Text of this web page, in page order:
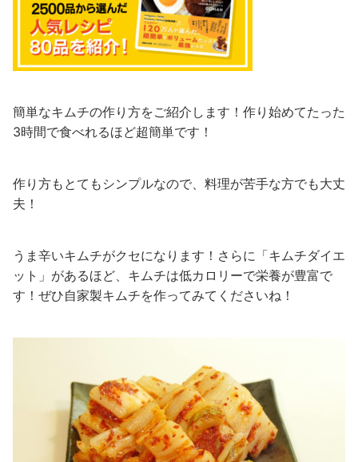
簡単なキムチの作り方をご紹介します！作り始めてたった
3時間で食べれるほど超簡単です！
作り方もとてもシンプルなので、料理が苦手な方でも大丈
夫！
うま辛いキムチがクセになります！さらに「キムチダイエ
ット」があるほど、キムチは低カロリーで栄養が豊富で
す！ぜひ自家製キムチを作ってみてくださいね！